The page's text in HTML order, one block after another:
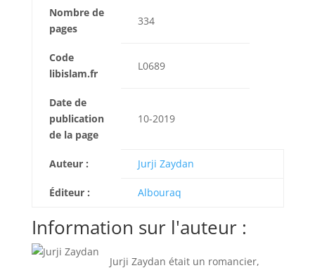
Nombre de
pages
334
Code
libislam.fr
L0689
Date de
publication
de la page
10-2019
Auteur : Jurji Zaydan
Éditeur : Albouraq
Information sur l'auteur :
Jurji Zaydan était un romancier,